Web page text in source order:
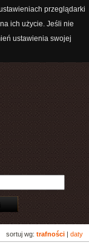
przeglądarki
ich użycie. Jeśli nie
ustawienia swojej
sortuj wg: trafności daty